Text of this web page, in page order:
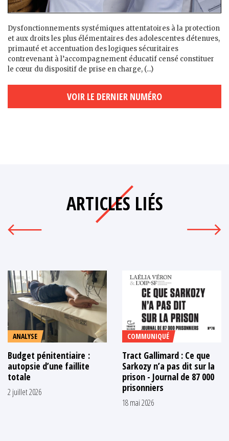
Dysfonctionnements systémiques attentatoires à la protection
et aux droits les plus élémentaires des adolescent·es détenu·es,
primauté et accentuation des logiques sécuritaires
contrevenant à l’accompagnement éducatif censé constituer
le cœur du dispositif de prise en charge, (...)
VOIR LE DERNIER NUMÉRO
ARTICLES LIÉS
ANALYSE
Budget pénitentiaire :
autopsie d’une faillite
totale
2 juillet 2026
COMMUNIQUÉ
Tract Gallimard : Ce que
Sarkozy n’a pas dit sur la
prison - Journal de 87 000
prisonniers
18 mai 2026